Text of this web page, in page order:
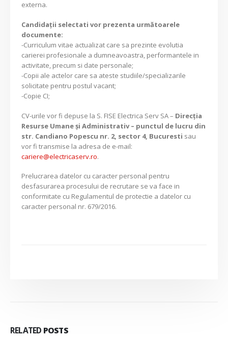
externa.
Candidaţii selectati vor prezenta următoarele
documente:
-Curriculum vitae actualizat care sa prezinte evolutia
carierei profesionale a dumneavoastra, performantele in
activitate, precum si date personale;
-Copii ale actelor care sa ateste studiile/specializarile
solicitate pentru postul vacant;
-Copie CI;
CV-urile vor fi depuse la S. FISE Electrica Serv SA – Direcția
Resurse Umane și Administrativ – punctul de lucru din
str. Candiano Popescu nr. 2, sector 4, Bucuresti sau
vor fi transmise la adresa de e-mail:
cariere@electricaserv.ro.
Prelucrarea datelor cu caracter personal pentru
desfasurarea procesului de recrutare se va face in
conformitate cu Regulamentul de protectie a datelor cu
caracter personal nr. 679/2016.
RELATED POSTS